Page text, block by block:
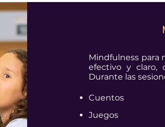
Mindfulness para
efectivo y claro,
Durante las
Cuentos
Juegos